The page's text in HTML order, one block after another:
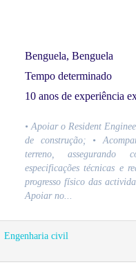
Benguela, Benguela
Tempo determinado
10 anos de experiência
• Apoiar o Resident
de construção; •
terreno, assegurando
especificações técnicas e
progresso físico das
Apoiar no...
Engenharia civil